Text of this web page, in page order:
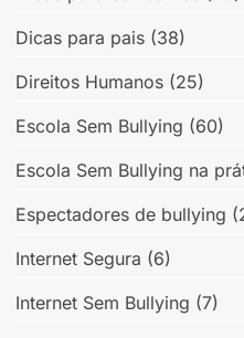
Dicas para pais(38)
Direitos Humanos(25)
Escola Sem Bullying (60)
Escola Sem Bullying na
Espectadores de bullying
Internet Segura (6)
Internet Sem Bullying (7)